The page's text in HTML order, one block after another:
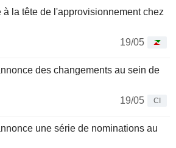
à la tête de l'approvisionnement chez
19/05
des changements au sein de
19/05
CI
une série de nominations au